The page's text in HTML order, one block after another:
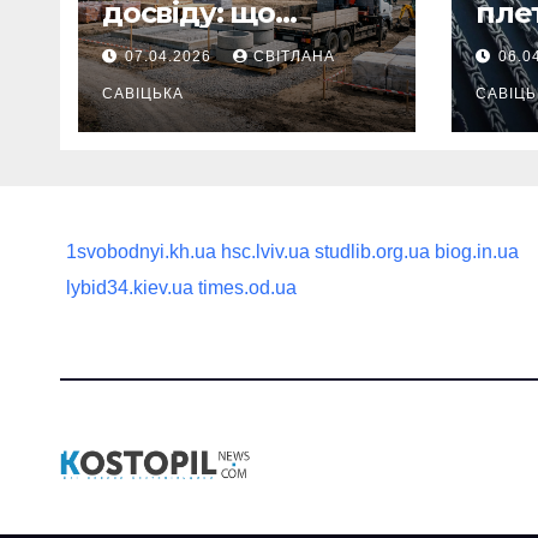
досвіду: що
потрібно
продумати до
першої доставки
на ділянку
07.04.2026 СВІТЛАНА
САВІЦЬКА
1svobodnyi.kh.ua hsc.lviv.ua studlib.org.ua biog.in.ua
lybid34.kiev.ua times.od.ua